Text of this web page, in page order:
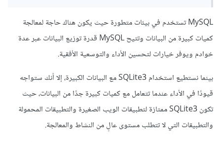
SQLite3: تكون الأداء أسرع وأبسط بشكل عام، ولكن قد تظهر بعض
القيود في الأداء عند التعامل مع قواعد بيانات كبيرة أو العمليات
الدعم والمجتمع:
MySQL: يتمتع MySQL بدعم كبير ومجتمع نشط، مما يعني
وجود العديد من المصادر والموارد المتاحة للمستخدمين.
MySQL تستخدم في بيئات متطورة حيث يكون هناك حاجة لمعالجة
كميات كبيرة من البيانات وتتيح MySQL قدرة توزيع البيانات عبر عدة
خوادم ويوفر خيارات لتحسين الأداء والتوسعية الأفقية.
بينما نستطيع استخدام SQLite3 مع البيانات الكبيرة، إلا أنك ستواجه
قيودًا في الأداء عندما تتعامل مع كميات كبيرة جدًا من البيانات، حيث
تكون SQLite3 ممتازة لتطبيقات الويب الصغيرة والتطبيقات المحمولة
والتطبيقات التي لا تتطلب مستوى عالٍ من النشاط والمعالجة.